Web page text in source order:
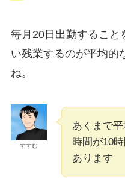
毎月20日出勤すること
い残業するのが平均的
ね。
すすむ
あくまで
時間が10
あります